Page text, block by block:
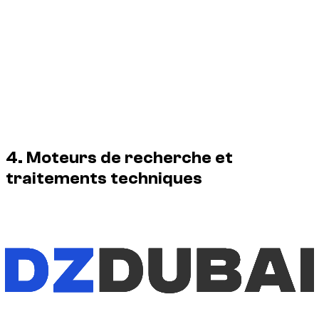
4. Moteurs de recherche et
traitements techniques
habituels d’indexation et conformément aux directives
techniques de ce site.
Les métadonnées des images peuvent identifier le créateur,